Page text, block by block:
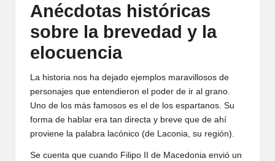
Anécdotas históricas
sobre la brevedad y la
elocuencia
La historia nos ha dejado ejemplos maravillosos de
personajes que entendieron el poder de ir al grano.
Uno de los más famosos es el de los espartanos. Su
forma de hablar era tan directa y breve que de ahí
proviene la palabra lacónico (de Laconia, su región).
Se cuenta que cuando Filipo II de Macedonia envió un